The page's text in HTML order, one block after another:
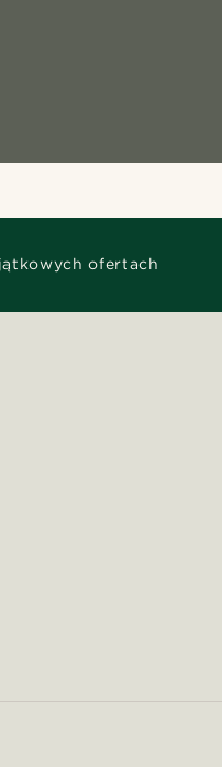
ofertach